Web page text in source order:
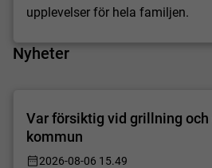
upplevelser för hela familjen.
Nyheter
Var försiktig vid grillning
kommun
2026-08-06 15.49